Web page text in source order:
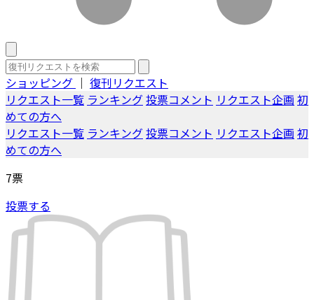
ショッピング ｜ 復刊リクエスト
リクエスト一覧 ランキング投票コメント リクエスト企画 初
めての方へ
リクエスト一覧 ランキング投票コメント リクエスト企画 初
めての方へ
7票
投票する